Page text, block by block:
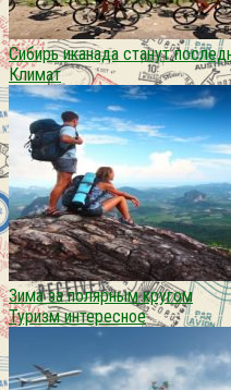
Сибирь иканада станут
Климат
Зима за полярным кругом
Туризм интересное